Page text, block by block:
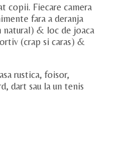
copii. Fiecare camera
fara a deranja
natural) & loc de joaca
(crap si caras) &
rustica, foisor,
dart sau la un tenis